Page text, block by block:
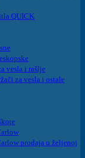
QUICK
vesla i rašlje
za vesla i ostale
prodaja u željenoj